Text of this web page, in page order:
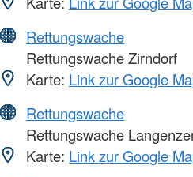
Rettungswache
Rettungswache Zirndorf
Karte: Link zur Google
Rettungswache
Rettungswache
Karte: Link zur Google